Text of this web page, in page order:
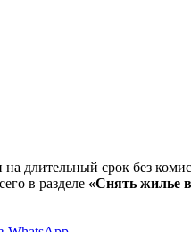
срок без
в разделе «Снять жилье